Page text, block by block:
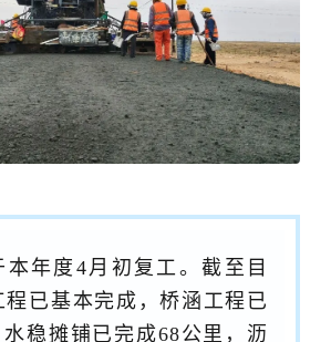
本年度4月初复工。截至目
程已基本完成，桥涵工程已
水稳摊铺已完成68公里，沥